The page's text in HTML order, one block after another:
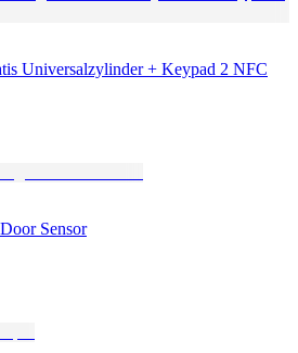
Universalzylinder + Keypad 2 NFC
Sensor